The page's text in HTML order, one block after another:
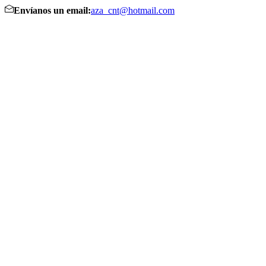
Envíanos un email:aza_cnt@hotmail.com